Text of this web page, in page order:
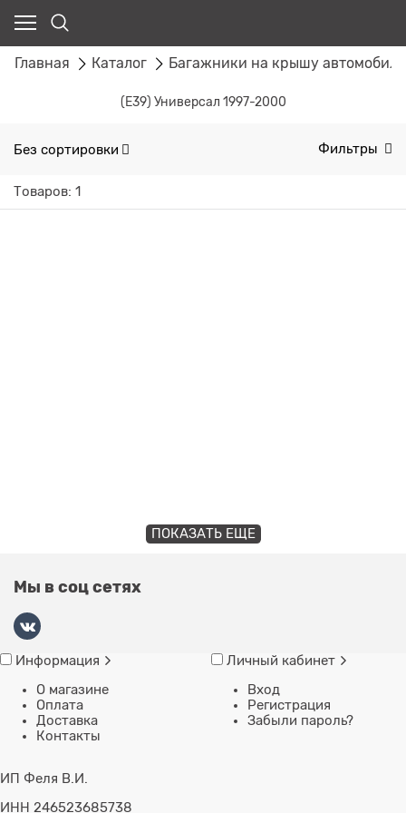
Главная Каталог Багажники на крышу автомобиля
(E39) Универсал 1997-2000
Без сортировки Фильтры
Товаров: 1
ПОКАЗАТЬ ЕЩЕ
Мы в соц сетях
Информация
О магазине
Оплата
Доставка
Контакты
Личный кабинет
Вход
Регистрация
Забыли пароль?
ИП Феля В.И.
ИНН 246523685738